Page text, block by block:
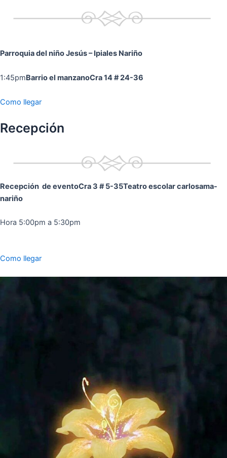
Parroquia del niño Jesús– Ipiales Nariño
1:45pmBarrio el manzanoCra 14 # 24-36
Como llegar
Recepción
Recepción de eventoCra 3 # 5-35Teatro escolar carlosama-
nariño
Hora 5:00pm a 5:30pm
Como llegar